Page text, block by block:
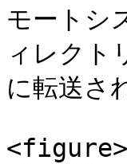
モートシ
ィレクト
に転送さ